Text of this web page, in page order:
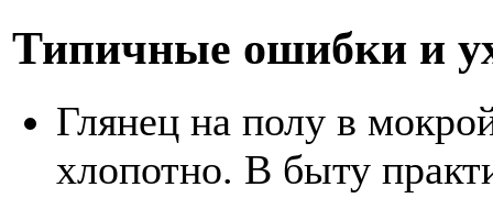
Типичные ошибки и
Глянец на полу в
хлопотно. В быту